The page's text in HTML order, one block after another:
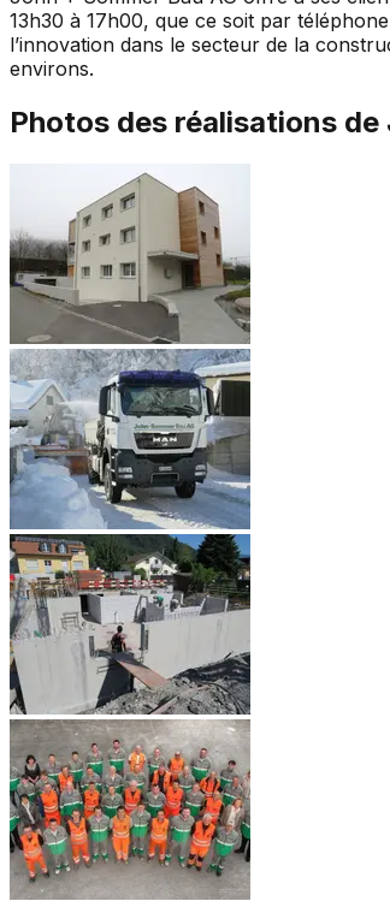
13h30 à 17h00, que ce soit par
l’innovation dans le secteur de la
environs.
Photos des réalisations de